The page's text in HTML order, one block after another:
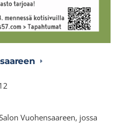
Vuohensaareen, jossa